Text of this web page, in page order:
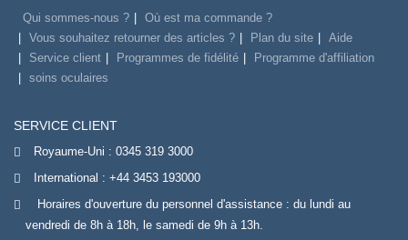
Qui sommes-nous ?
Où est ma commande ?
Vous souhaitez retourner des articles ?
Plan du site
Aide
Service client
Programmes de fidélité
Programme d'affiliation
soins oculaires
SERVICE CLIENT
Royaume-Uni : 0345 319 3000
International : +44 3453 193000
Horaires d'ouverture du personnel d'assistance : du lundi au
vendredi de 8h à 18h, le samedi de 9h à 13h.